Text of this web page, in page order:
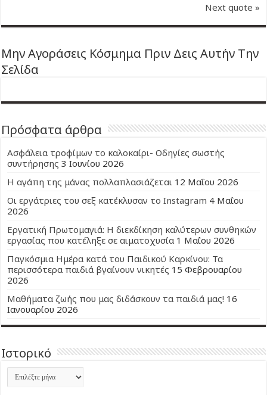
Next quote »
Μην Αγοράσεις Κόσμημα Πριν Δεις Αυτήν Την
Σελίδα
Πρόσφατα άρθρα
Ασφάλεια τροφίμων το καλοκαίρι- Οδηγίες σωστής
συντήρησης 3 Ιουνίου 2026
Η αγάπη της μάνας πολλαπλασιάζεται 12 Μαΐου 2026
Οι εργάτριες του σεξ κατέκλυσαν το Instagram 4 Μαΐου
2026
Εργατική Πρωτομαγιά: Η διεκδίκηση καλύτερων συνθηκών
εργασίας που κατέληξε σε αιματοχυσία 1 Μαΐου 2026
Παγκόσμια Ημέρα κατά του Παιδικού Καρκίνου: Τα
περισσότερα παιδιά βγαίνουν νικητές 15 Φεβρουαρίου
2026
Μαθήματα ζωής που μας διδάσκουν τα παιδιά μας! 16
Ιανουαρίου 2026
Ιστορικό
Ιστορικό